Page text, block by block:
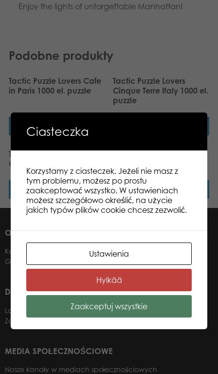
Norsk
Enjoy the lights of unforgettable Manhattan!
Podobne produkty
Tactic Puzzle Lovers Cafe
in Paris 1000 el. puzzle
Dowiedz się więcej
Tactic Puzzle Lovers
Cinque Terre Italy 1000 el.
puzzle
Tactic Puzzle Lovers Tall
Giraffes 1000 el. puzzle
Dowiedz się więcej Dowiedz się więcej
O NAS
Kontakt
Gdzie kupić?
DLA NASZYCH DYSTRYBUTORÓW
Logowanie do panelu b2b
Zostań dystrybutorem
MEDIA SPOŁECZNOŚCIOWE
Nasze kanały w mediach społecznościowych
Ciasteczka
Korzystamy z ciasteczek. Jeżeli nie masz z
tym problemu, możesz po prostu
zaakceptować wszystko. W ustawieniach
możesz szczegółowo określić, na użycie
jakich typów plików cookie chcesz zezwolić.
Ustawienia
Hylkää
Zaakceptuj wszystkie